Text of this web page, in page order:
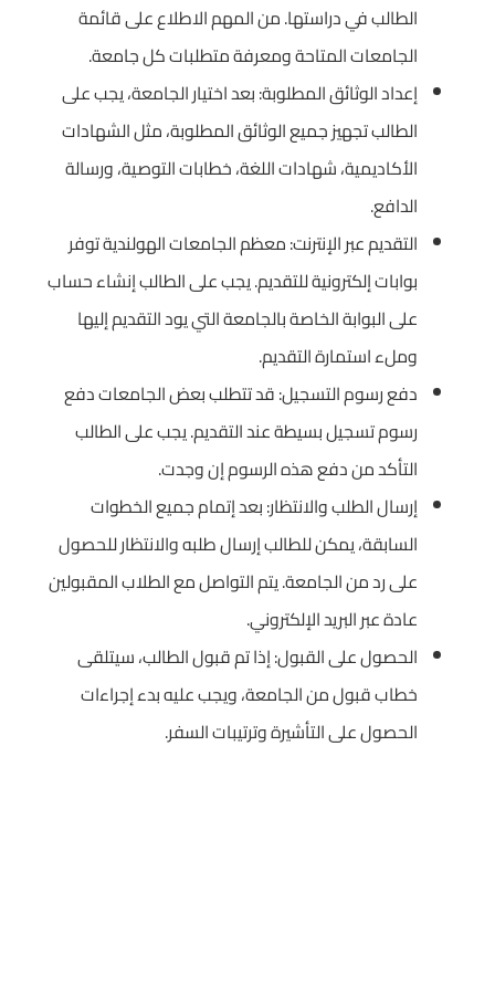
الطالب في دراستها. من المهم الاطلاع على قائمة
الجامعات المتاحة ومعرفة متطلبات كل جامعة.
إعداد الوثائق المطلوبة: بعد اختيار الجامعة، يجب على
الطالب تجهيز جميع الوثائق المطلوبة، مثل الشهادات
الأكاديمية، شهادات اللغة، خطابات التوصية، ورسالة
الدافع.
التقديم عبر الإنترنت: معظم الجامعات الهولندية توفر
بوابات إلكترونية للتقديم. يجب على الطالب إنشاء حساب
على البوابة الخاصة بالجامعة التي يود التقديم إليها
وملء استمارة التقديم.
دفع رسوم التسجيل: قد تتطلب بعض الجامعات دفع
رسوم تسجيل بسيطة عند التقديم. يجب على الطالب
التأكد من دفع هذه الرسوم إن وجدت.
إرسال الطلب والانتظار: بعد إتمام جميع الخطوات
السابقة، يمكن للطالب إرسال طلبه والانتظار للحصول
على رد من الجامعة. يتم التواصل مع الطلاب المقبولين
عادة عبر البريد الإلكتروني.
الحصول على القبول: إذا تم قبول الطالب، سيتلقى
خطاب قبول من الجامعة، ويجب عليه بدء إجراءات
الحصول على التأشيرة وترتيبات السفر.